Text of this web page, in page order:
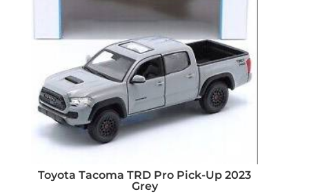
Toyota Tacoma TRD Pro Pick-Up 2023
Grey